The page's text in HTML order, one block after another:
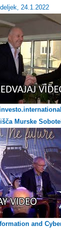
24.1.2022
Murske Sobote
and